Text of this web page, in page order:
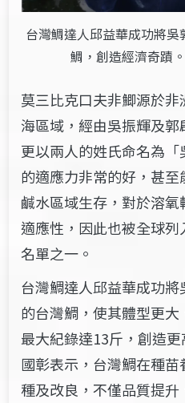
台灣鯛達人邱益華成功將
鯛，創造經濟奇蹟
莫三比克口夫非鯽源於
海區域，經由吳振輝及郭
更以兩人的姓氏命名為
的適應力非常的好，甚
鹹水區域生存，對於溶
適應性，因此也被全球
名單之一。
台灣鯛達人邱益華成功
的台灣鯛，使其體型更
最大紀錄達13斤，創造
國彰表示，台灣鯛在種
種及改良，不僅品質提